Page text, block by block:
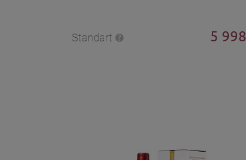
Standart 5 998